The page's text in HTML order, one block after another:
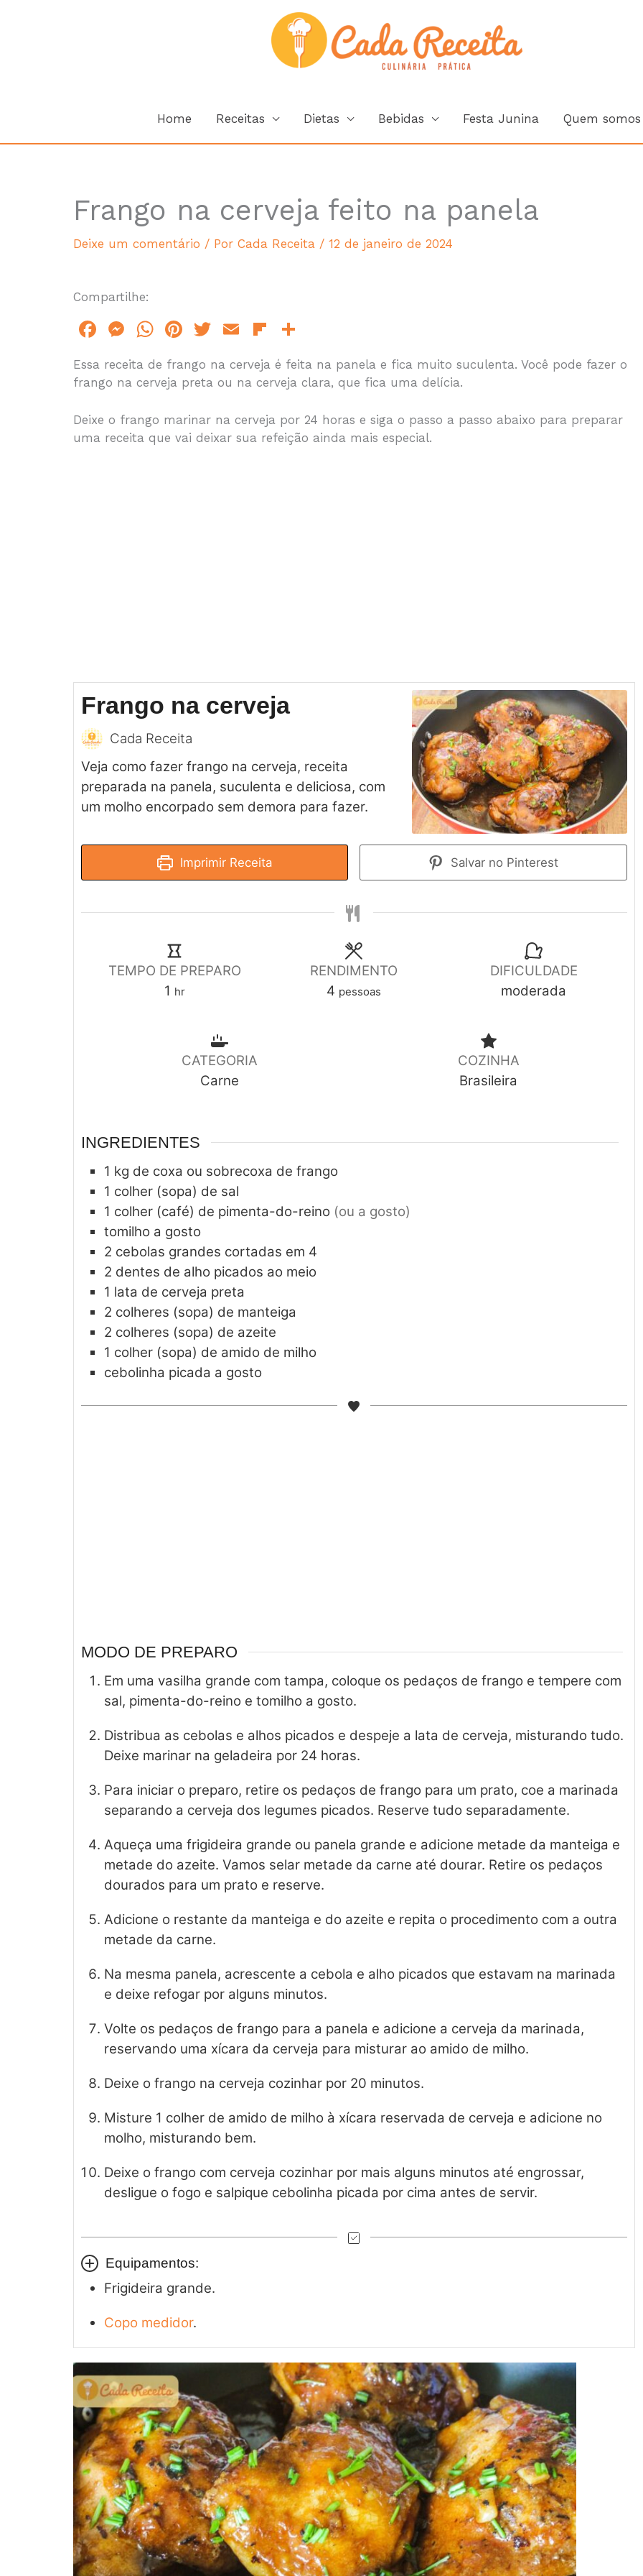
Home Receitas Dietas Bebidas Festa Junina Quem somos
Frango na cerveja feito na panela
Deixe um comentário / Por Cada Receita / 12 de janeiro de 2024
Compartilhe:
F
c
e
b
o
M
e
s
e
n
W
h
at
s
A
p
Pi
te
st
T
itt
E
m
ai
Fl
ip
b
ar
d
ar
Essa receita de frango na cerveja é feita na panela e fica muito suculenta. Você pode fazer o
frango na cerveja preta ou na cerveja clara, que fica uma delícia.
Deixe o frango marinar na cerveja por 24 horas e siga o passo a passo abaixo para preparar
uma receita que vai deixar sua refeição ainda mais especial.
Frango na cerveja
Cada Receita
Veja como fazer frango na cerveja, receita
preparada na panela, suculenta e deliciosa, com
um molho encorpado sem demora para fazer.
Imprimir Receita Salvar no Pinterest
TEMPO DE PREPARO
1
hour
hr
RENDIMENTO
4 pessoas
DIFICULDADE
moderada
CATEGORIA
Carne
COZINHA
Brasileira
INGREDIENTES
1 kg de coxa ou sobrecoxa de frango
1 colher (sopa) de sal
1 colher (café) de pimenta-do-reino (ou a gosto)
tomilho a gosto
2 cebolas grandes cortadas em 4
2 dentes de alho picados ao meio
1 lata de cerveja preta
2 colheres (sopa) de manteiga
2 colheres (sopa) de azeite
1 colher (sopa) de amido de milho
cebolinha picada a gosto
MODO DE PREPARO
Em uma vasilha grande com tampa, coloque os pedaços de frango e tempere com
sal, pimenta-do-reino e tomilho a gosto.
Distribua as cebolas e alhos picados e despeje a lata de cerveja, misturando tudo.
Deixe marinar na geladeira por 24 horas.
Para iniciar o preparo, retire os pedaços de frango para um prato, coe a marinada
separando a cerveja dos legumes picados. Reserve tudo separadamente.
Aqueça uma frigideira grande ou panela grande e adicione metade da manteiga e
metade do azeite. Vamos selar metade da carne até dourar. Retire os pedaços
dourados para um prato e reserve.
Adicione o restante da manteiga e do azeite e repita o procedimento com a outra
metade da carne.
Na mesma panela, acrescente a cebola e alho picados que estavam na marinada
e deixe refogar por alguns minutos.
Volte os pedaços de frango para a panela e adicione a cerveja da marinada,
reservando uma xícara da cerveja para misturar ao amido de milho.
Deixe o frango na cerveja cozinhar por 20 minutos.
Misture 1 colher de amido de milho à xícara reservada de cerveja e adicione no
molho, misturando bem.
Deixe o frango com cerveja cozinhar por mais alguns minutos até engrossar,
desligue o fogo e salpique cebolinha picada por cima antes de servir.
Equipamentos:
Frigideira grande.
Copo medidor.